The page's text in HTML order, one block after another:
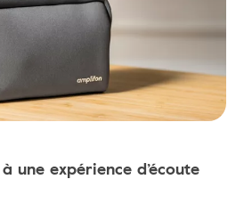
une expérience d’écoute